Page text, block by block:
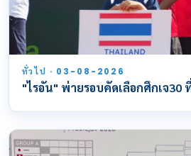
ทั่วไป · 03-08-2026
"ไรอัน" พ่ายรอบคัดเลือกศึกเจ30